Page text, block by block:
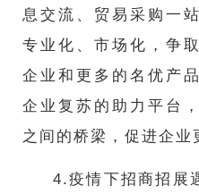
息交流、贸易采购一
专业化、市场化，争
企业和更多的名优产
企业复苏的助力平台
之间的桥梁，促进企业
4.疫情下招商招展